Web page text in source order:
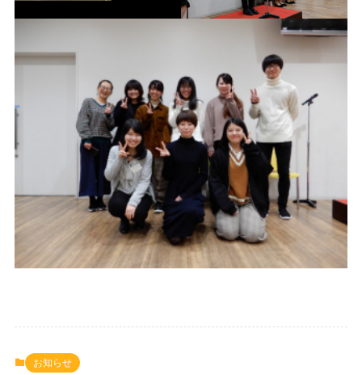
お知らせ